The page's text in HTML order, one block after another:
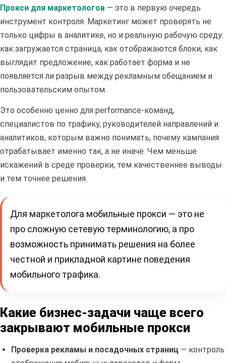
Прокси для маркетологов — это в первую очередь
инструмент контроля. Маркетинг может проверять не
только цифры в аналитике, но и реальную рабочую среду:
как загружается страница, как отображаются блоки, как
выглядит предложение, как работает форма и не
появляется ли разрыв между рекламным обещанием и
пользовательским опытом.
Это особенно ценно для performance-команд,
специалистов по трафику, руководителей направлений и
аналитиков, которым важно понимать, почему кампания
отрабатывает именно так, а не иначе. Чем меньше
искажений в среде проверки, тем качественнее выводы
и тем точнее решения.
Для маркетолога мобильные прокси — это не
про сложную сетевую терминологию, а про
возможность принимать решения на более
честной и прикладной картине поведения
мобильного трафика.
Какие бизнес-задачи чаще всего
закрывают мобильные прокси
Проверка рекламы и посадочных страниц — контроль